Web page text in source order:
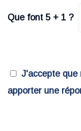
Que font 5 + 1 ?
J'accepte que
apporter une